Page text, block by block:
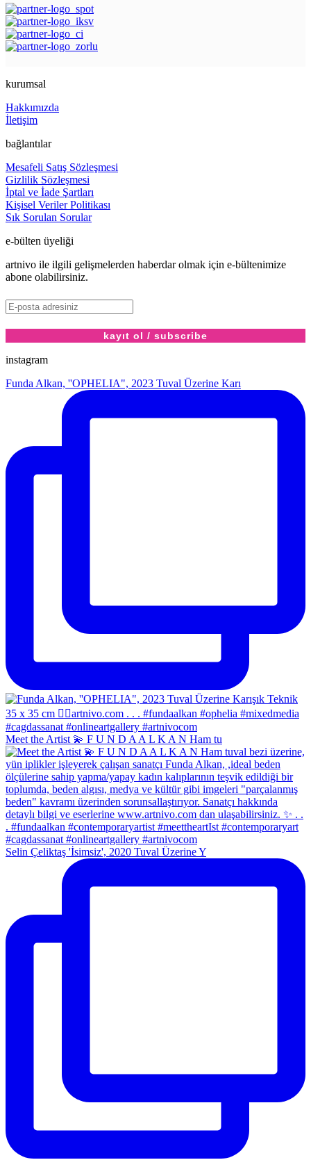
kurumsal
Hakkımızda
İletişim
bağlantılar
Mesafeli Satış Sözleşmesi
Gizlilik Sözleşmesi
İptal ve İade Şartları
Kişisel Veriler Politikası
Sık Sorulan Sorular
e-bülten üyeliği
artnivo ile ilgili gelişmelerden haberdar olmak için e-bültenimize
abone olabilirsiniz.
instagram
Funda Alkan, ''OPHELIA", 2023 Tuval Üzerine Karı
Meet the Artist 💫 F U N D A A L K A N Ham tu
Selin Çeliktaş 'İsimsiz', 2020 Tuval Üzerine Y